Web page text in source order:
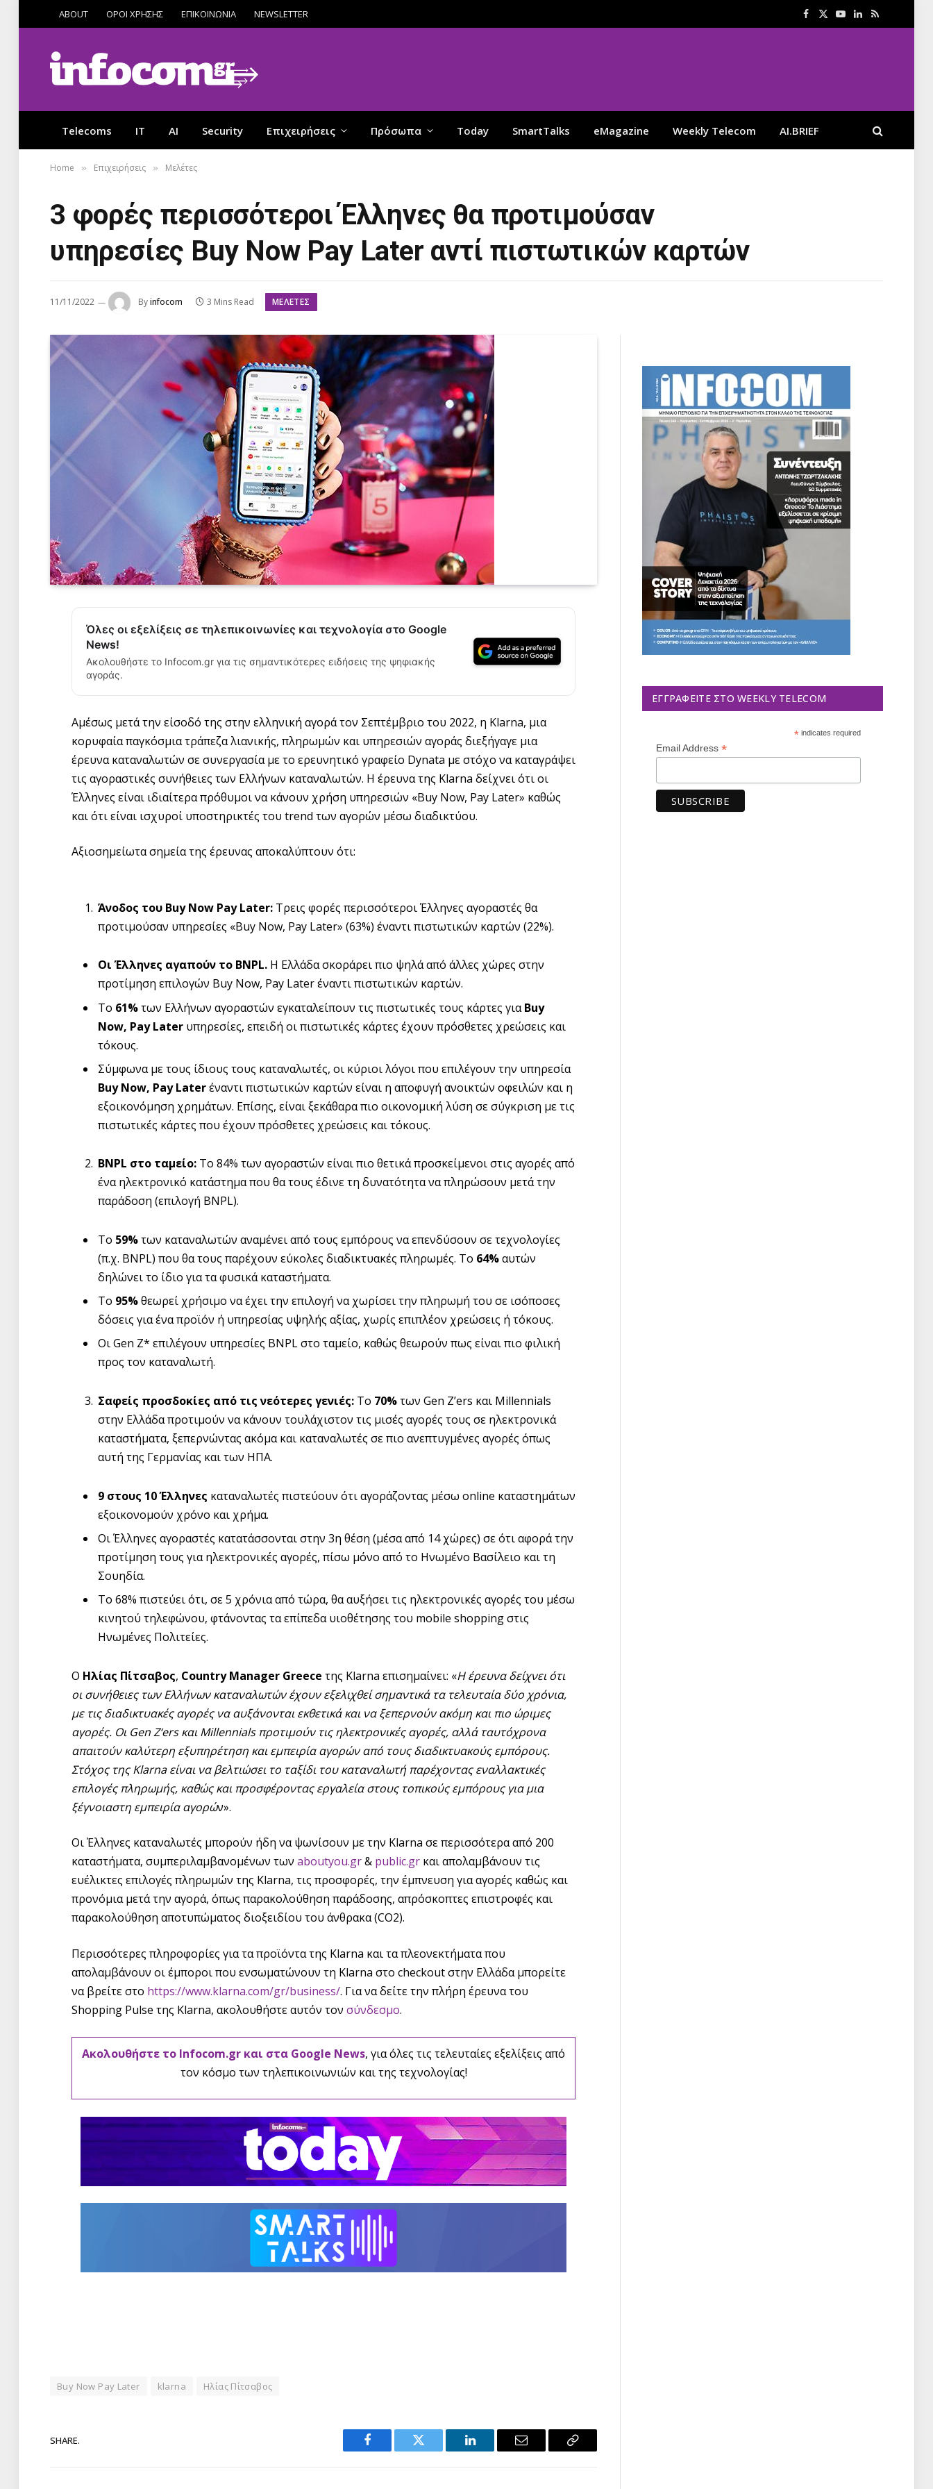
ABOUT ΟΡΟΙ ΧΡΗΣΗΣ ΕΠΙΚΟΙΝΩΝΙΑ NEWSLETTER Facebook
X
YouTube
LinkedIn
RSS
Telecoms IT AI Security Επιχειρήσεις Πρόσωπα Today SmartTalks eMagazine Weekly Telecom AI.BRIEF
Home » Επιχειρήσεις » Μελέτες
3 φορές περισσότεροι Έλληνες θα προτιμούσαν
υπηρεσίες Buy Now Pay Later αντί πιστωτικών καρτών
11/11/2022 Byinfocom 3 Mins Read ΜΕΛΈΤΕΣ
Όλες οι εξελίξεις σε τηλεπικοινωνίες και τεχνολογία στο Google
News!
Ακολουθήστε το Infocom.gr για τις σημαντικότερες ειδήσεις της ψηφιακής
αγοράς.
Αμέσως μετά την είσοδό της στην ελληνική αγορά τον Σεπτέμβριο του 2022, η Klarna, μια
κορυφαία παγκόσμια τράπεζα λιανικής, πληρωμών και υπηρεσιών αγοράς διεξήγαγε μια
έρευνα καταναλωτών σε συνεργασία με το ερευνητικό γραφείο Dynata με στόχο να καταγράψει
τις αγοραστικές συνήθειες των Ελλήνων καταναλωτών. Η έρευνα της Klarna δείχνει ότι οι
Έλληνες είναι ιδιαίτερα πρόθυμοι να κάνουν χρήση υπηρεσιών «Buy Now, Pay Later» καθώς
και ότι είναι ισχυροί υποστηρικτές του trend των αγορών μέσω διαδικτύου.
Αξιοσημείωτα σημεία της έρευνας αποκαλύπτουν ότι:
Άνοδος του Buy Now Pay Later: Τρεις φορές περισσότεροι Έλληνες αγοραστές θα
προτιμούσαν υπηρεσίες «Buy Now, Pay Later» (63%) έναντι πιστωτικών καρτών (22%).
Οι Έλληνες αγαπούν το BNPL. Η Ελλάδα σκοράρει πιο ψηλά από άλλες χώρες στην
προτίμηση επιλογών Buy Now, Pay Later έναντι πιστωτικών καρτών.
Το 61%των Ελλήνων αγοραστών εγκαταλείπουν τις πιστωτικές τους κάρτες γιαBuy
Now, Pay Later υπηρεσίες, επειδή οι πιστωτικές κάρτες έχουν πρόσθετες χρεώσεις και
τόκους.
Σύμφωνα με τους ίδιους τους καταναλωτές, οι κύριοι λόγοι που επιλέγουν την υπηρεσία
Buy Now, Pay Laterέναντι πιστωτικών καρτών είναι η αποφυγή ανοικτών οφειλών και η
εξοικονόμηση χρημάτων. Επίσης, είναι ξεκάθαρα πιο οικονομική λύση σε σύγκριση με τις
πιστωτικές κάρτες που έχουν πρόσθετες χρεώσεις και τόκους.
BNPL στο ταμείο: Το 84% των αγοραστών είναι πιο θετικά προσκείμενοι στις αγορές από
ένα ηλεκτρονικό κατάστημα που θα τους έδινε τη δυνατότητα να πληρώσουν μετά την
παράδοση (επιλογή BNPL).
Το 59%των καταναλωτών αναμένει από τους εμπόρους να επενδύσουν σε τεχνολογίες
(π.χ. BNPL) που θα τους παρέχουν εύκολες διαδικτυακές πληρωμές. Το 64%αυτών
δηλώνει το ίδιο για τα φυσικά καταστήματα.
Το 95%θεωρεί χρήσιμο να έχει την επιλογή να χωρίσει την πληρωμή του σε ισόποσες
δόσεις για ένα προϊόν ή υπηρεσίας υψηλής αξίας, χωρίς επιπλέον χρεώσεις ή τόκους.
Οι Gen Z* επιλέγουν υπηρεσίες BNPL στο ταμείο, καθώς θεωρούν πως είναι πιο φιλική
προς τον καταναλωτή.
Σαφείς προσδοκίες από τις νεότερες γενιές: Το 70%των Gen Z’ers και Millennials
στην Ελλάδα προτιμούν να κάνουν τουλάχιστον τις μισές αγορές τους σε ηλεκτρονικά
καταστήματα, ξεπερνώντας ακόμα και καταναλωτές σε πιο ανεπτυγμένες αγορές όπως
αυτή της Γερμανίας και των ΗΠΑ.
9 στους 10 Έλληνες καταναλωτές πιστεύουν ότι αγοράζοντας μέσω online καταστημάτων
εξοικονομούν χρόνο και χρήμα.
Οι Έλληνες αγοραστές κατατάσσονται στην 3η θέση (μέσα από 14 χώρες) σε ότι αφορά την
προτίμηση τους για ηλεκτρονικές αγορές, πίσω μόνο από το Ηνωμένο Βασίλειο και τη
Σουηδία.
Το 68% πιστεύει ότι, σε 5 χρόνια από τώρα, θα αυξήσει τις ηλεκτρονικές αγορές του μέσω
κινητού τηλεφώνου, φτάνοντας τα επίπεδα υιοθέτησης του mobile shopping στις
Ηνωμένες Πολιτείες.
Ο Ηλίας Πίτσαβος, Country Manager Greece της Klarna επισημαίνει: «Η έρευνα δείχνει ότι
οι συνήθειες των Ελλήνων καταναλωτών έχουν εξελιχθεί σημαντικά τα τελευταία δύο χρόνια,
με τις διαδικτυακές αγορές να αυξάνονται εκθετικά και να ξεπερνούν ακόμη και πιο ώριμες
αγορές. Οι GenZ‘ersκαιMillennialsπροτιμούν τις ηλεκτρονικές αγορές, αλλά ταυτόχρονα
απαιτούν καλύτερη εξυπηρέτηση και εμπειρία αγορών από τους διαδικτυακούς εμπόρους.
Στόχος τηςKlarnaείναι να βελτιώσει το ταξίδι του καταναλωτή παρέχοντας εναλλακτικές
επιλογές πληρωμής, καθώς και προσφέροντας εργαλεία στους τοπικούς εμπόρους για μια
ξέγνοιαστη εμπειρία αγορών».
Οι Έλληνες καταναλωτές μπορούν ήδη να ψωνίσουν με την Klarna σε περισσότερα από 200
καταστήματα, συμπεριλαμβανομένων των aboutyou.gr& public.gr και απολαμβάνουν τις
ευέλικτες επιλογές πληρωμών της Klarna, τις προσφορές, την έμπνευση για αγορές καθώς και
προνόμια μετά την αγορά, όπως παρακολούθηση παράδοσης, απρόσκοπτες επιστροφές και
παρακολούθηση αποτυπώματος διοξειδίου του άνθρακα (CO2).
Περισσότερες πληροφορίες για τα προϊόντα της Klarna και τα πλεονεκτήματα που
απολαμβάνουν οι έμποροι που ενσωματώνουν τη Klarna στο checkout στην Ελλάδα μπορείτε
να βρείτε στο https://www.klarna.com/gr/business/. Για να δείτε την πλήρη έρευνα του
Shopping Pulse της Klarna, ακολουθήστε αυτόν τον σύνδεσμο.
Ακολουθήστε το Infocom.gr και στα Google News, για όλες τις τελευταίες εξελίξεις από
τον κόσμο των τηλεπικοινωνιών και της τεχνολογίας!
Buy Now Pay Later klarna Ηλίας Πίτσαβος
SHARE.
Facebook Twitter LinkedIn Email
Copy
ΕΓΓΡΑΦΕΊΤΕ ΣΤΟ WEEKLY TELECOM
*indicates required
Email Address *